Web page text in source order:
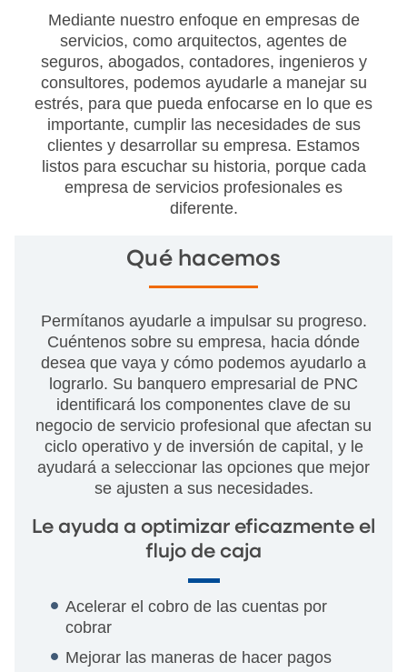
Mediante nuestro enfoque en empresas de
servicios, como arquitectos, agentes de
seguros, abogados, contadores, ingenieros y
consultores, podemos ayudarle a manejar su
estrés, para que pueda enfocarse en lo que es
importante, cumplir las necesidades de sus
clientes y desarrollar su empresa. Estamos
listos para escuchar su historia, porque cada
empresa de servicios profesionales es
diferente.
Qué hacemos
Permítanos ayudarle a impulsar su progreso.
Cuéntenos sobre su empresa, hacia dónde
desea que vaya y cómo podemos ayudarlo a
lograrlo. Su banquero empresarial de PNC
identificará los componentes clave de su
negocio de servicio profesional que afectan su
ciclo operativo y de inversión de capital, y le
ayudará a seleccionar las opciones que mejor
se ajusten a sus necesidades.
Le ayuda a optimizar eficazmente el
flujo de caja
Acelerar el cobro de las cuentas por
cobrar
Mejorar las maneras de hacer pagos